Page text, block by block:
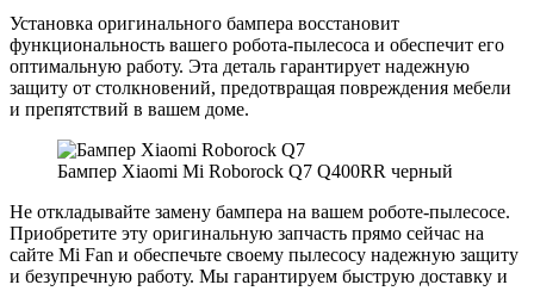
Установка оригинального бампера восстановит
функциональность вашего робота-пылесоса и обеспечит его
оптимальную работу. Эта деталь гарантирует надежную
защиту от столкновений, предотвращая повреждения мебели
и препятствий в вашем доме.
Бампер Xiaomi Mi Roborock Q7 Q400RR черный
Не откладывайте замену бампера на вашем роботе-пылесосе.
Приобретите эту оригинальную запчасть прямо сейчас на
сайте Mi Fan и обеспечьте своему пылесосу надежную защиту
и безупречную работу. Мы гарантируем быструю доставку и